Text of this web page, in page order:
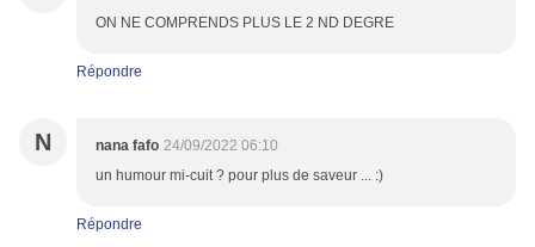
ON NE COMPRENDS PLUS LE 2 ND DEGRE
Répondre
N nana fafo 24/09/2022 06:10
un humour mi-cuit ? pour plus de saveur ... :)
Répondre